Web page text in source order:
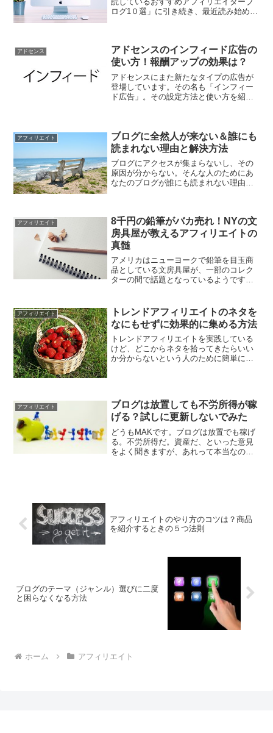
ログ1０選」に引き続き、最近読み始めた
ごいＰＶ数を記録したブ...
アドセンス
アドセンスのインフィード広告の
使い方！報酬アップの効果は？
アドセンスにまた新たなタイプの広告が
登場しています。その名も「インフィー
ド広告」。その設定方法と使い方を紹介
覧）の中に表示する広告の...
アフィリエイト
ブログに全然人が来ない＆誰にも
読まれない理由と解決方法
ブログにアクセスが集まらないし、その
原因が分からない。そんな人のためにあ
なたのブログが誰にも読まれない理由と
アフィリエイト
8千円の鉛筆がバカ売れ！NYの文
房具屋が教えるアフィリエイトの
真髄
アメリカはニューヨークで鉛筆を目玉商
品としている文房具屋が、一部のコレク
ターの間で話題となっているようです。
ます。
アフィリエイト
トレンドアフィリエイトのネタを
なにもせずに効果的に集める方法
トレンドアフィリエイトを実践している
けど、どこからネタを拾ってきたらいい
か分からないという人のために簡単に最
アフィリエイト
ブログは放置しても不労所得が稼
げる？試しに更新しないでみた
どうもMAKです。ブログは放置でも稼げ
る。不労所得だ。資産だ、といった意見
をよく聞きますが、あれって本当なので
アフィリエイトのやり方のコツは？商品
を紹介するときの５つ法則
ブログのテーマ（ジャンル）選びに二度
と困らなくなる方法
ホーム アフィリエイト